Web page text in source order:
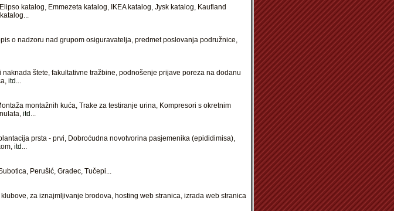
katalog, Emmezeta katalog, IKEA katalog, Jysk katalog, Kaufland
o nadzoru nad grupom osiguravatelja, predmet poslovanja podružnice,
štete, fakultativne tražbine, podnošenje prijave poreza na dodanu
itd ...
montažnih kuća, Trake za testiranje urina, Kompresori s okretnim
itd ...
prsta - prvi, Dobroćudna novotvorina pasjemenika (epididimisa),
itd ...
Perušić, Gradec, Tučepi...
za iznajmljivanje brodova, hosting web stranica, izrada web stranica